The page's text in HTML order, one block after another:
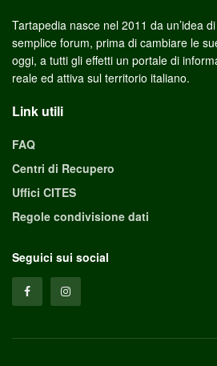
Tartapedia nasce nel 2011 da un’idea
semplice forum, prima di cambiare le
oggi, a tutti gli effetti un portale di
reale ed attiva sul territorio italiano.
Link utili
FAQ
Centri di Recupero
Uffici CITES
Regole condivisione dati
Seguici sui social